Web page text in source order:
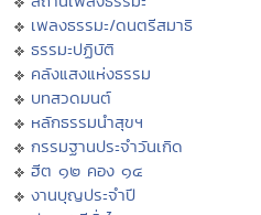
เพลงธรรมะ/ดนตรีสมาธิ
ธรรมะปฏิบัติ
คลังแสงแห่งธรรม
บทสวดมนต์
หลักธรรมนำสุขฯ
กรรมฐานประจำวันเกิด
ฮีต ๑๒ คอง ๑๔
งานบุญประจำปี